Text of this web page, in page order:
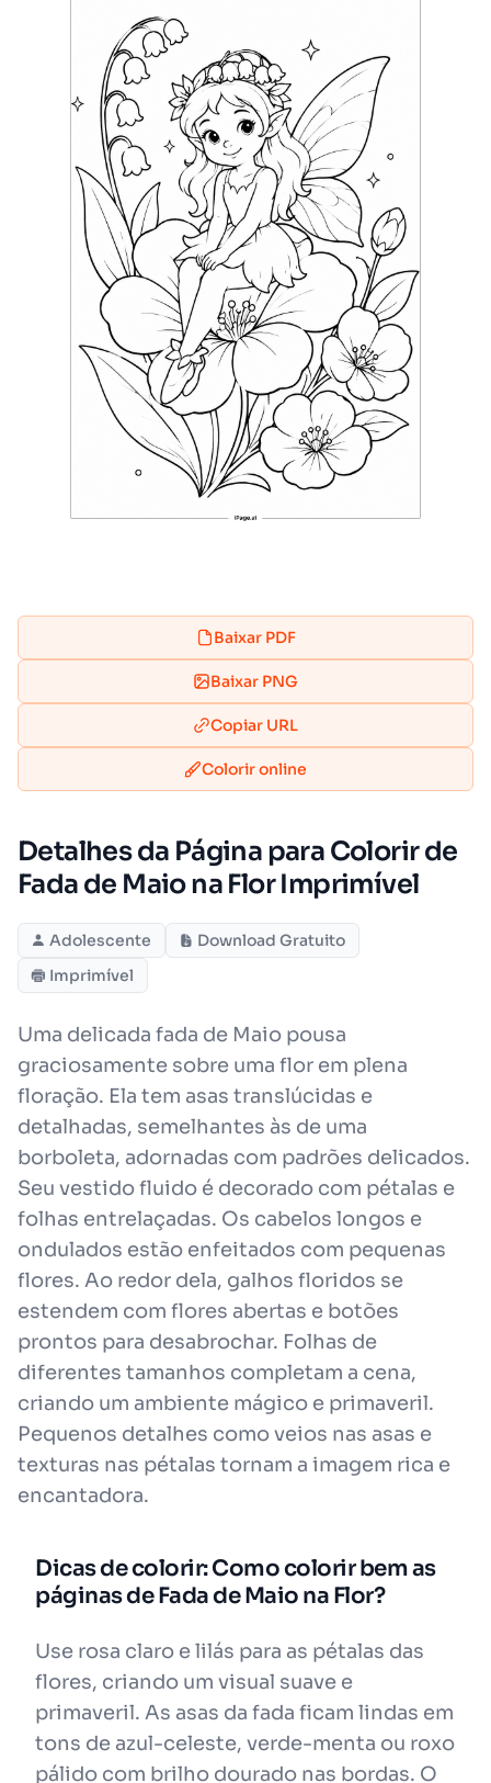
Baixar PDF
Baixar PNG
Copiar URL
Colorir online
Detalhes da Página para Colorir de
Fada de Maio na Flor Imprimível
Adolescente
Download Gratuito
Imprimível
Uma delicada fada de Maio pousa
graciosamente sobre uma flor em plena
floração. Ela tem asas translúcidas e
detalhadas, semelhantes às de uma
borboleta, adornadas com padrões delicados.
Seu vestido fluido é decorado com pétalas e
folhas entrelaçadas. Os cabelos longos e
ondulados estão enfeitados com pequenas
flores. Ao redor dela, galhos floridos se
estendem com flores abertas e botões
prontos para desabrochar. Folhas de
diferentes tamanhos completam a cena,
criando um ambiente mágico e primaveril.
Pequenos detalhes como veios nas asas e
texturas nas pétalas tornam a imagem rica e
encantadora.
Dicas de colorir: Como colorir bem as
páginas de Fada de Maio na Flor?
Use rosa claro e lilás para as pétalas das
flores, criando um visual suave e
primaveril. As asas da fada ficam lindas em
tons de azul-celeste, verde-menta ou roxo
pálido com brilho dourado nas bordas. O